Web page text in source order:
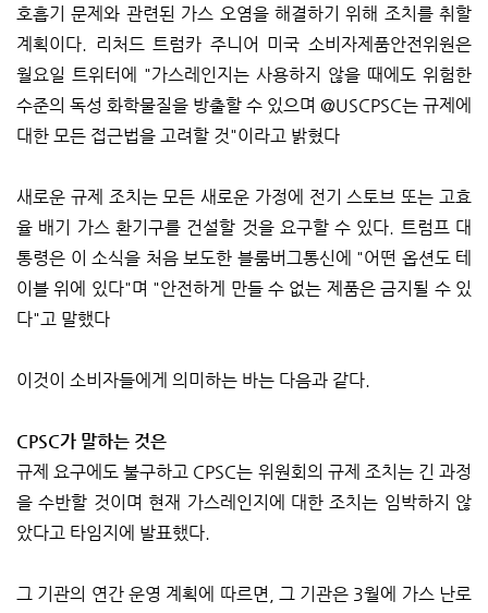
호흡기 문제와 관련된 가스 오염을 해결하기 위해 조치를 취할
계획이다. 리처드 트럼카 주니어 미국 소비자제품안전위원은
월요일 트위터에 "가스레인지는 사용하지 않을 때에도 위험한
수준의 독성 화학물질을 방출할 수 있으며 @USCPSC는 규제에
대한 모든 접근법을 고려할 것"이라고 밝혔다
새로운 규제 조치는 모든 새로운 가정에 전기 스토브 또는 고효
율 배기 가스 환기구를 건설할 것을 요구할 수 있다. 트럼프 대
통령은 이 소식을 처음 보도한 블룸버그통신에 "어떤 옵션도 테
이블 위에 있다"며 "안전하게 만들 수 없는 제품은 금지될 수 있
다"고 말했다
이것이 소비자들에게 의미하는 바는 다음과 같다.
CPSC가 말하는 것은
규제 요구에도 불구하고 CPSC는 위원회의 규제 조치는 긴 과정
을 수반할 것이며 현재 가스레인지에 대한 조치는 임박하지 않
았다고 타임지에 발표했다.
그 기관의 연간 운영 계획에 따르면, 그 기관은 3월에 가스 난로